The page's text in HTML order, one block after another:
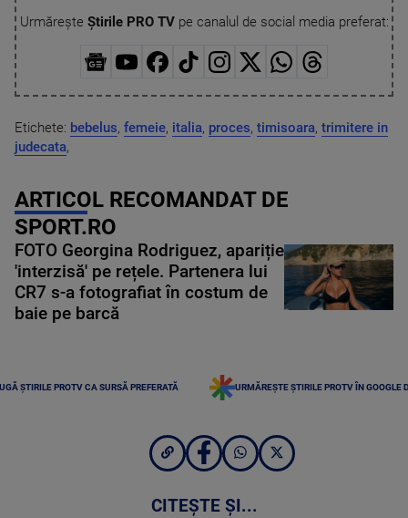
Urmărește Știrile PRO TVpe canalul de social media preferat:
Etichete: bebelus, femeie, italia, proces, timisoara, trimitere in
judecata,
ARTICOL RECOMANDAT DE
SPORT.RO
FOTO Georgina Rodriguez, apariție
'interzisă' pe rețele. Partenera lui
CR7 s-a fotografiat în costum de
baie pe barcă
ȘTIRILE PROTV CA SURSĂ PREFERATĂ URMĂREȘTE ȘTIRILE PROTV ÎN GOOGLE
CITEȘTE ȘI...